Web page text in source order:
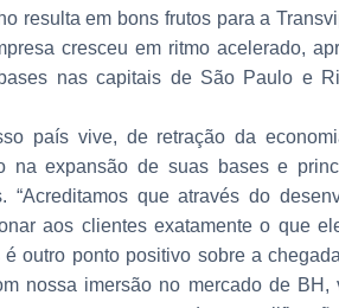
resulta em bons frutos para a
cresceu em ritmo acelerado,
nas capitais de São Paulo e
país vive, de retração da
na expansão de suas bases e
“Acreditamos que através do
aos clientes exatamente o que
outro ponto positivo sobre a
nossa imersão no mercado de